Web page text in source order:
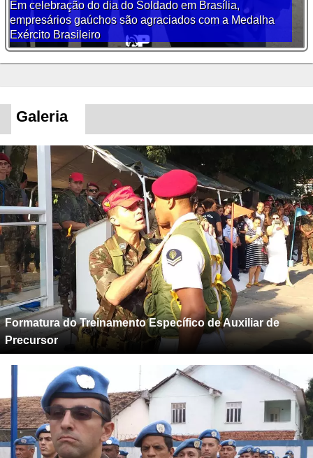
Em celebração do dia do Soldado em Brasília,
empresários gaúchos são agraciados com a Medalha
Exército Brasileiro
Galeria
Formatura do Treinamento Específico de Auxiliar de
Precursor